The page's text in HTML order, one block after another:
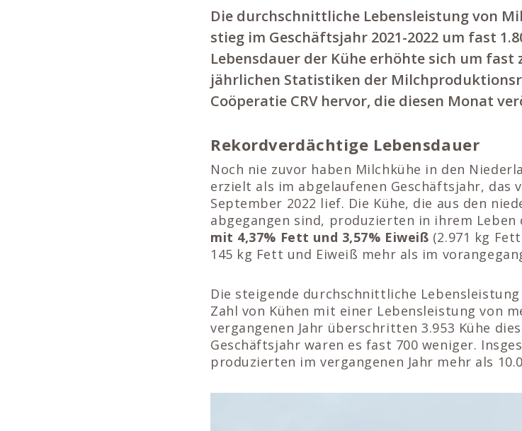
Die durchschnittliche Lebensleistung von
stieg im Geschäftsjahr 2021-2022 um fast
Lebensdauer der Kühe erhöhte sich um fast
jährlichen Statistiken der
Coöperatie CRV hervor, die diesen Monat
Rekordverdächtige Lebensdauer
Noch nie zuvor haben Milchkühe in den
erzielt als im abgelaufenen Geschäftsjahr, das
September 2022 lief. Die Kühe, die aus den
abgegangen sind, produzierten in ihrem
mit 4,37% Fett und 3,57% Eiweiß (2.971 kg
145 kg Fett und Eiweiß mehr als im
Die steigende durchschnittliche
Zahl von Kühen mit einer Lebensleistung von
vergangenen Jahr überschritten 3.953 Kühe
Geschäftsjahr waren es fast 700 weniger.
produzierten im vergangenen Jahr mehr als